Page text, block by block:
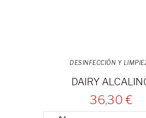
DESINFECCIÓN Y
DAIRY
36,30 €